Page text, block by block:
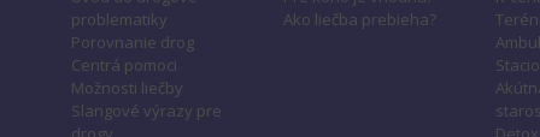
problematiky
Porovnanie drog
Centrá pomoci
Možnosti liečby
Slangové výrazy pre
Ako liečba prebieha?